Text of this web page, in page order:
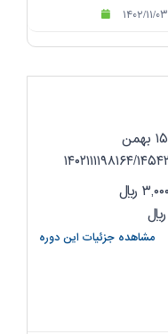
۱۴۰۲/۱۱/۰۳
سمینار-کراس فیت-۱۵ بهمن
ریال
ریال
مشاهده جزئیات این دوره